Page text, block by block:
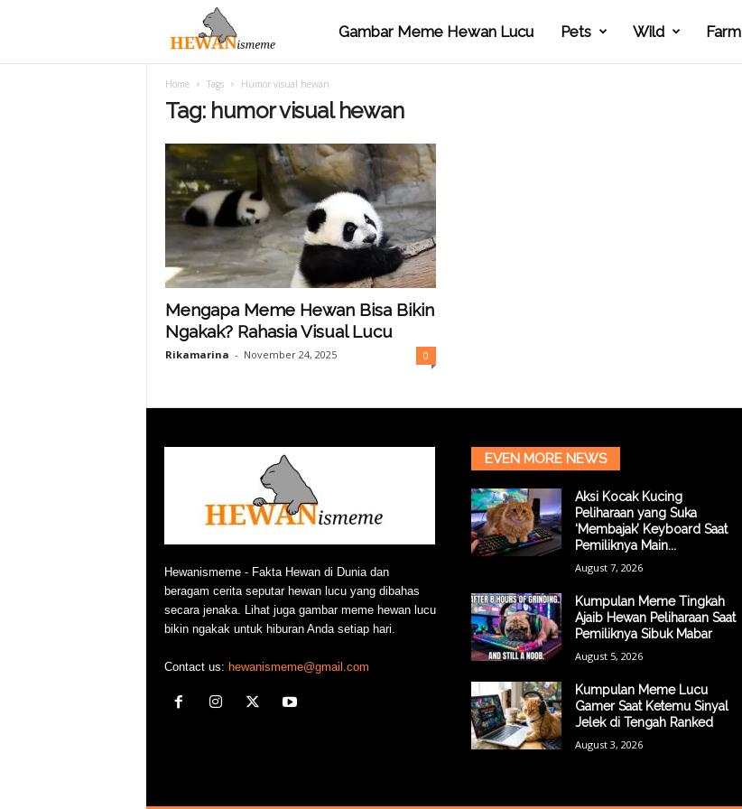
m
e
H
w
Gambar Meme Hewan Lucu Pets Wild Farm
Home Tags Humor visual hewan
Tag: humor visual hewan
Mengapa Meme Hewan Bisa Bikin
Ngakak? Rahasia Visual Lucu
Rikamarina - November 24, 2025 0
Hewanismeme - Fakta Hewan di Dunia dan
beragam cerita seputar hewan lucu yang dibahas
secara jenaka. Lihat juga gambar meme hewan lucu
bikin ngakak untuk hiburan Anda setiap hari.
Contact us: hewanismeme@gmail.com
EVEN MORE NEWS
Aksi Kocak Kucing
Peliharaan yang Suka
‘Membajak’ Keyboard Saat
Pemiliknya Main...
August 7, 2026
Kumpulan Meme Tingkah
Ajaib Hewan Peliharaan Saat
Pemiliknya Sibuk Mabar
August 5, 2026
Kumpulan Meme Lucu
Gamer Saat Ketemu Sinyal
Jelek di Tengah Ranked
August 3, 2026